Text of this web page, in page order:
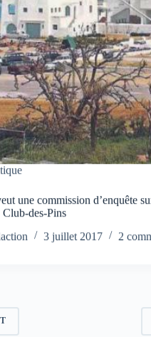
une commission d’enquête
Club-des-Pins
3 juillet 2017 2